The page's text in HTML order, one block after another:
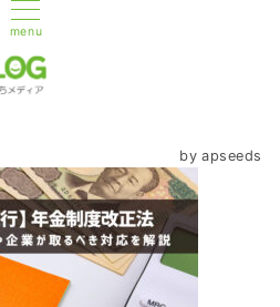
menu
by apseeds